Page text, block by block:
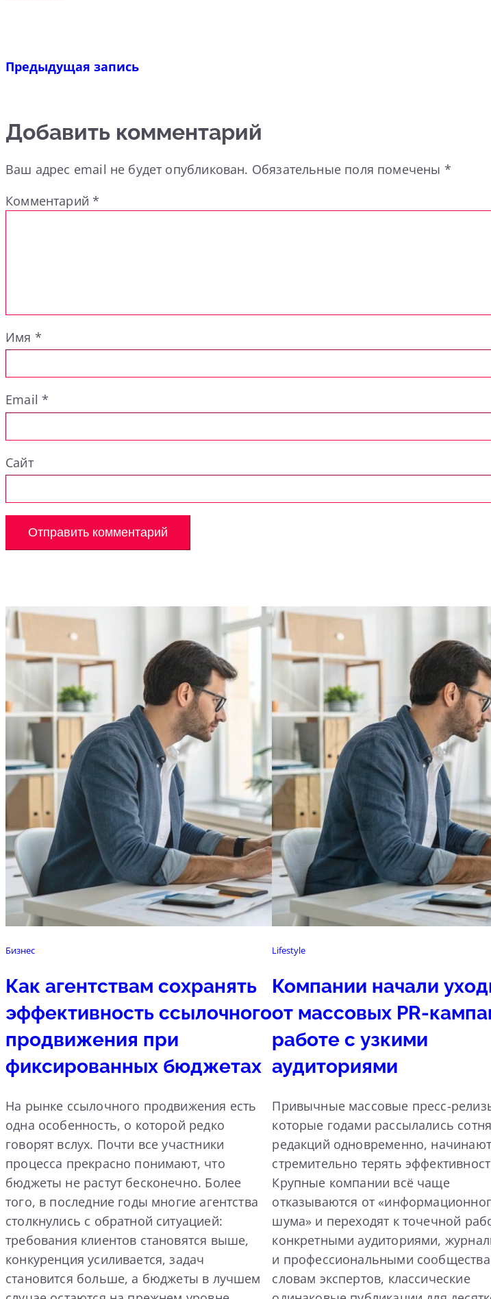
Предыдущая запись
Добавить комментарий
Ваш адрес email не будет опубликован. Обязательные поля помечены *
Комментарий*
Имя *
Email*
Сайт
Бизнес
Как агентствам сохранять
эффективность ссылочного
продвижения при
фиксированных бюджетах
На рынке ссылочного продвижения есть
одна особенность, о которой редко
говорят вслух. Почти все участники
процесса прекрасно понимают, что
бюджеты не растут бесконечно. Более
того, в последние годы многие агентства
столкнулись с обратной ситуацией:
требования клиентов становятся выше,
конкуренция усиливается, задач
становится больше, а бюджеты в лучшем
Lifestyle
Компании начали
от массовых PR-
работе с узкими
аудиториями
Привычные массовые пресс-
которые годами рассылались
редакций одновременно, начинают
стремительно терять
Крупные компании всё чаще
отказываются от
шума» и переходят к точечной
конкретными аудиториями,
и профессиональными
словам экспертов, классические